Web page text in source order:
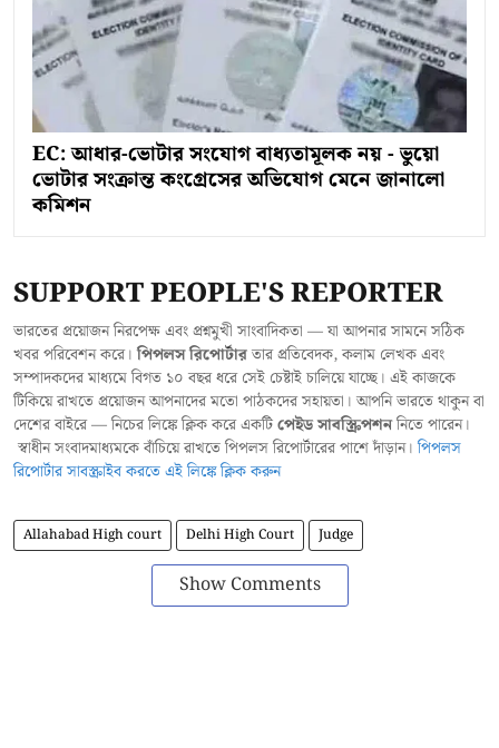
EC: আধার-ভোটার সংযোগ বাধ্যতামূলক নয় - ভুয়ো
ভোটার সংক্রান্ত কংগ্রেসের অভিযোগ মেনে জানালো
কমিশন
SUPPORT PEOPLE'S REPORTER
ভারতের প্রয়োজন নিরপেক্ষ এবং প্রশ্নমুখী সাংবাদিকতা — যা আপনার সামনে সঠিক
খবর পরিবেশন করে।পিপলস রিপোর্টারতার প্রতিবেদক, কলাম লেখক এবং
সম্পাদকদের মাধ্যমে বিগত ১০ বছর ধরে সেই চেষ্টাই চালিয়ে যাচ্ছে। এই কাজকে
টিকিয়ে রাখতে প্রয়োজন আপনাদের মতো পাঠকদের সহায়তা। আপনি ভারতে থাকুন বা
দেশের বাইরে — নিচের লিঙ্কে ক্লিক করে একটিপেইড সাবস্ক্রিপশননিতে পারেন।
স্বাধীন সংবাদমাধ্যমকে বাঁচিয়ে রাখতে পিপলস রিপোর্টারের পাশে দাঁড়ান।পিপলস
রিপোর্টার সাবস্ক্রাইব করতে এই লিঙ্কে ক্লিক করুন
Allahabad High court Delhi High Court Judge
Show Comments